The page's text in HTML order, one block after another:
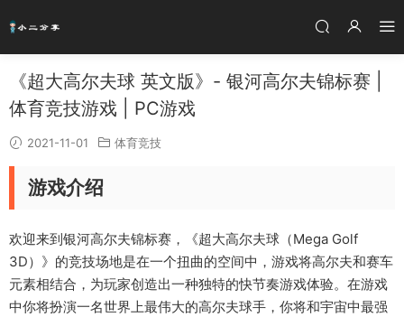
《超大高尔夫球 英文版》- 银河高尔夫锦标赛 |
体育竞技游戏 | PC游戏
2021-11-01 体育竞技
游戏介绍
欢迎来到银河高尔夫锦标赛，《超大高尔夫球（Mega Golf
3D）》的竞技场地是在一个扭曲的空间中，游戏将高尔夫和赛车
元素相结合，为玩家创造出一种独特的快节奏游戏体验。在游戏
中你将扮演一名世界上最伟大的高尔夫球手，你将和宇宙中最强